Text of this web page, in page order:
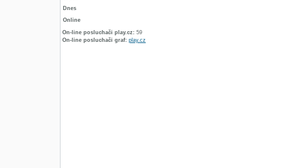
Dnes
Online
On-line posluchači play.cz: 59
On-line posluchači graf: play.cz